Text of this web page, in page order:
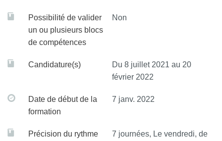
Possibilité de valider
un ou plusieurs blocs
de compétences
Non
Candidature(s)
Du 8 juillet 2021 au 20
février 2022
Date de début de la
formation
7 janv. 2022
Précision du rythme
7 journées, Le vendredi, de